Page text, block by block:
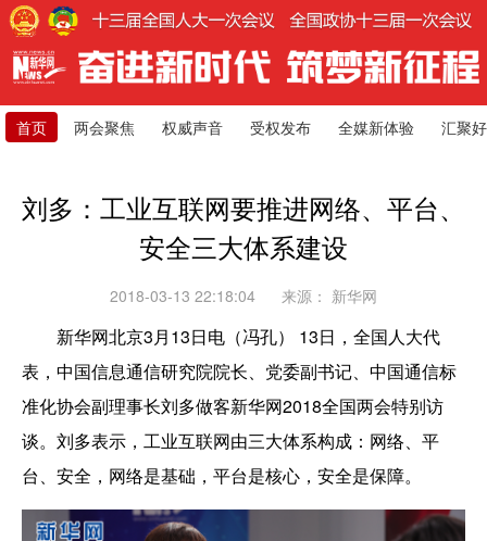
首页 两会聚焦 权威声音 受权发布 全媒新体验 汇聚
刘多：工业互联网要推进网络、平台、
安全三大体系建设
2018-03-13 22:18:04 来源： 新华网
新华网北京3月13日电（冯孔） 13日，全国人大代
表，中国信息通信研究院院长、党委副书记、中国通信标
准化协会副理事长刘多做客新华网2018全国两会特别访
谈。刘多表示，工业互联网由三大体系构成：网络、平
台、安全，网络是基础，平台是核心，安全是保障。